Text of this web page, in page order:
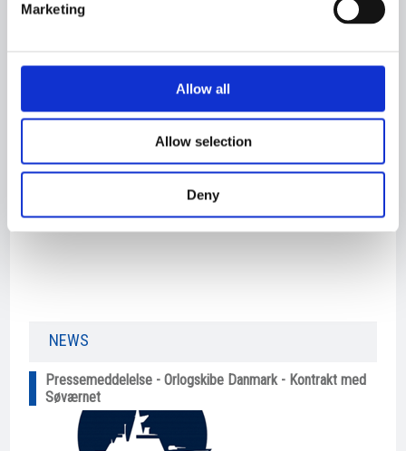
Marketing
Allow all
Allow selection
Deny
Thyborøn
NEWS​
Pressemeddelelse - Orlogskibe Danmark - Kontrakt med
Søværnet